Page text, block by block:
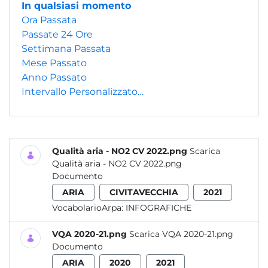
In qualsiasi momento
Ora Passata
Passate 24 Ore
Settimana Passata
Mese Passato
Anno Passato
Intervallo Personalizzato…
Qualità aria - NO2 CV 2022.png Scarica
Qualità aria - NO2 CV 2022.png
Documento
ARIA
CIVITAVECCHIA
2021
VocabolarioArpa: INFOGRAFICHE
VQA 2020-21.png Scarica VQA 2020-21.png
Documento
ARIA
2020
2021